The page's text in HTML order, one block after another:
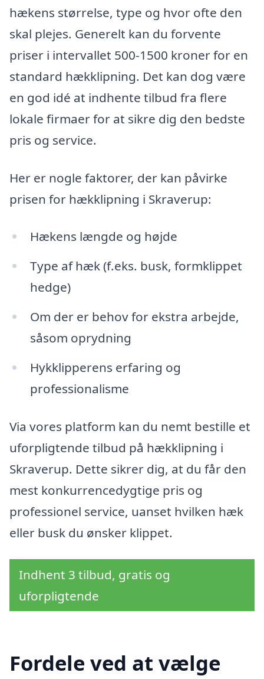
hækens størrelse, type og hvor ofte den
skal plejes. Generelt kan du forvente
priser i intervallet 500-1500 kroner for en
standard hækklipning. Det kan dog være
en god idé at indhente tilbud fra flere
lokale firmaer for at sikre dig den bedste
pris og service.
Her er nogle faktorer, der kan påvirke
prisen for hækklipning i Skraverup:
Hækens længde og højde
Type af hæk (f.eks. busk, formklippet
hedge)
Om der er behov for ekstra arbejde,
såsom oprydning
Hykklipperens erfaring og
professionalisme
Via vores platform kan du nemt bestille et
uforpligtende tilbud på hækklipning i
Skraverup. Dette sikrer dig, at du får den
mest konkurrencedygtige pris og
professionel service, uanset hvilken hæk
eller busk du ønsker klippet.
Indhent 3 tilbud, gratis og
uforpligtende
Fordele ved at vælge